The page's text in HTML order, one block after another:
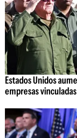
Estados Unidos
empresas